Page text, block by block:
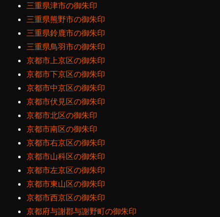
三重県津市の御朱印
三重県熊野市の御朱印
三重県鈴鹿市の御朱印
三重県鳥羽市の御朱印
京都市上京区の御朱印
京都市下京区の御朱印
京都市中京区の御朱印
京都市伏見区の御朱印
京都市北区の御朱印
京都市南区の御朱印
京都市右京区の御朱印
京都市山科区の御朱印
京都市左京区の御朱印
京都市東山区の御朱印
京都市西京区の御朱印
京都府与謝郡与謝野町の御朱印